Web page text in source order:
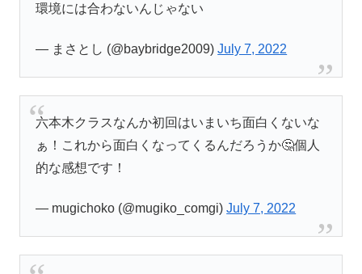
環境には合わないんじゃない
— まさとし (@baybridge2009)July 7, 2022
六本木クラスなんか初回はいまいち面白くないな
ぁ！これから面白くなってくるんだろうか🤔個人
的な感想です！
— mugichoko (@mugiko_comgi)July 7, 2022